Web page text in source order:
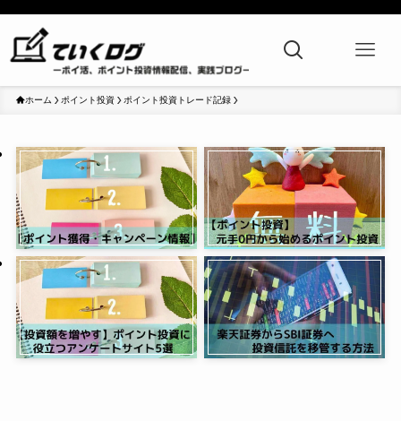
ホーム ポイント投資 ポイント投資トレード記録